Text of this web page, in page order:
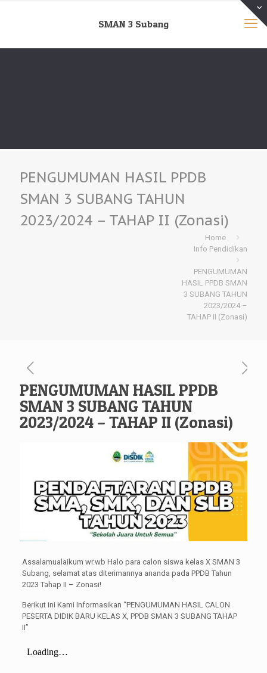
SMAN 3 Subang
PENGUMUMAN HASIL PPDB
SMAN 3 SUBANG TAHUN
2023/2024 – TAHAP II (Zonasi)
Home
Info Pendidikan
PENGUMUMAN
HASIL PPDB SMAN
3 SUBANG TAHUN
2023/2024 –
TAHAP II (Zonasi)
PENGUMUMAN HASIL PPDB
SMAN 3 SUBANG TAHUN
2023/2024 – TAHAP II (Zonasi)
Assalamualaikum wr.wb Halo para calon siswa kelas X SMAN 3
Subang, selamat atas diterimannya ananda pada PPDB Tahun
2023 Tahap II – Zonasi!
Berikut ini Kami Informasikan “PENGUMUMAN HASIL CALON
PESERTA DIDIK BARU KELAS X, PPDB SMAN 3 SUBANG TAHAP
II”